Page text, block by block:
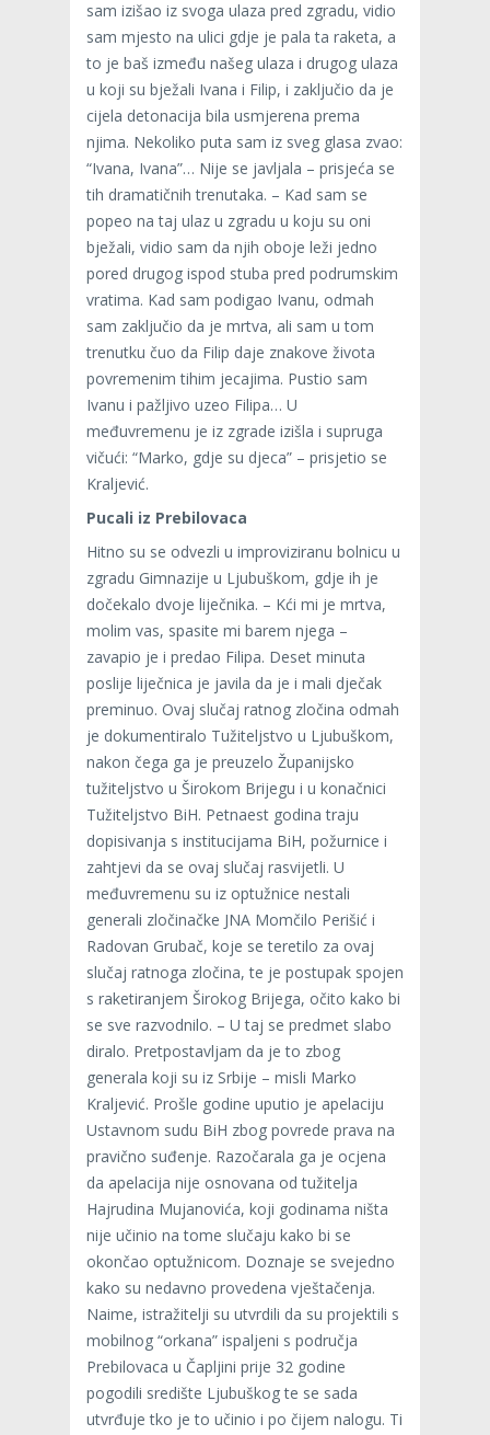
sam izišao iz svoga ulaza pred zgradu, vidio
sam mjesto na ulici gdje je pala ta raketa, a
to je baš između našeg ulaza i drugog ulaza
u koji su bježali Ivana i Filip, i zaključio da je
cijela detonacija bila usmjerena prema
njima. Nekoliko puta sam iz sveg glasa zvao:
“Ivana, Ivana”… Nije se javljala – prisjeća se
tih dramatičnih trenutaka. – Kad sam se
popeo na taj ulaz u zgradu u koju su oni
bježali, vidio sam da njih oboje leži jedno
pored drugog ispod stuba pred podrumskim
vratima. Kad sam podigao Ivanu, odmah
sam zaključio da je mrtva, ali sam u tom
trenutku čuo da Filip daje znakove života
povremenim tihim jecajima. Pustio sam
Ivanu i pažljivo uzeo Filipa… U
međuvremenu je iz zgrade izišla i supruga
vičući: “Marko, gdje su djeca” – prisjetio se
Kraljević.
Pucali iz Prebilovaca
Hitno su se odvezli u improviziranu bolnicu u
zgradu Gimnazije u Ljubuškom, gdje ih je
dočekalo dvoje liječnika. – Kći mi je mrtva,
molim vas, spasite mi barem njega –
zavapio je i predao Filipa. Deset minuta
poslije liječnica je javila da je i mali dječak
preminuo. Ovaj slučaj ratnog zločina odmah
je dokumentiralo Tužiteljstvo u Ljubuškom,
nakon čega ga je preuzelo Županijsko
tužiteljstvo u Širokom Brijegu i u konačnici
Tužiteljstvo BiH. Petnaest godina traju
dopisivanja s institucijama BiH, požurnice i
zahtjevi da se ovaj slučaj rasvijetli. U
međuvremenu su iz optužnice nestali
generali zločinačke JNA Momčilo Perišić i
Radovan Grubač, koje se teretilo za ovaj
slučaj ratnoga zločina, te je postupak spojen
s raketiranjem Širokog Brijega, očito kako bi
se sve razvodnilo. – U taj se predmet slabo
diralo. Pretpostavljam da je to zbog
generala koji su iz Srbije – misli Marko
Kraljević. Prošle godine uputio je apelaciju
Ustavnom sudu BiH zbog povrede prava na
pravično suđenje. Razočarala ga je ocjena
da apelacija nije osnovana od tužitelja
Hajrudina Mujanovića, koji godinama ništa
nije učinio na tome slučaju kako bi se
okončao optužnicom. Doznaje se svejedno
kako su nedavno provedena vještačenja.
Naime, istražitelji su utvrdili da su projektili s
mobilnog “orkana” ispaljeni s područja
Prebilovaca u Čapljini prije 32 godine
pogodili središte Ljubuškog te se sada
utvrđuje tko je to učinio i po čijem nalogu. Ti